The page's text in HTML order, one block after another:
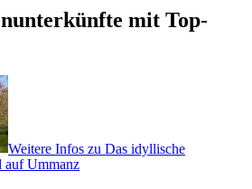
mit Top-
Weitere Infos zu Das idyllische
auf Ummanz